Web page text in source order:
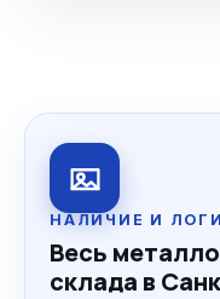
НАЛИЧИЕ И
Весь
склада в